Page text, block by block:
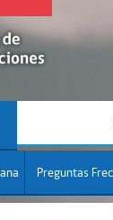
Preguntas